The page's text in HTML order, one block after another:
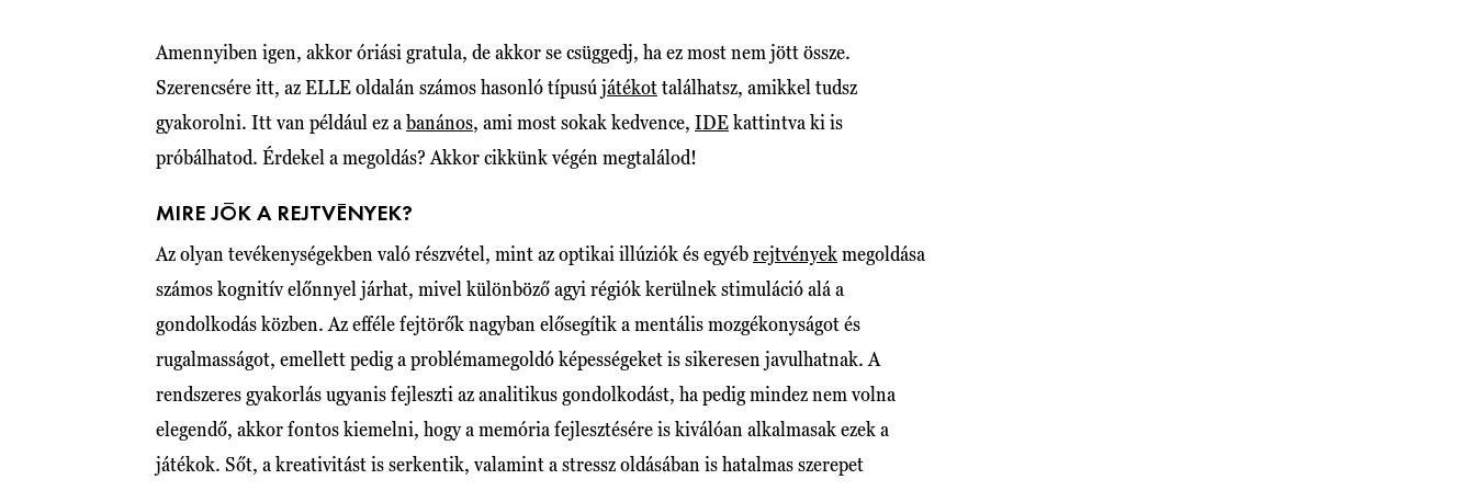
Amennyiben igen, akkor óriási gratula, de akkor se csüggedj, ha ez most nem jött össze.
Szerencsére itt, az ELLE oldalán számos hasonló típusú játékottalálhatsz, amikkel tudsz
gyakorolni. Itt van például ez a banános, ami most sokak kedvence, IDEkattintva ki is
próbálhatod. Érdekel a megoldás? Akkor cikkünk végén megtalálod!
MIRE JÓK A REJTVÉNYEK?
Az olyan tevékenységekben való részvétel, mint az optikai illúziók és egyébrejtvényekmegoldása
számos kognitív előnnyel járhat, mivel különböző agyi régiók kerülnek stimuláció alá a
gondolkodás közben. Az efféle fejtörők nagyban elősegítik a mentális mozgékonyságot és
rugalmasságot, emellett pedig a problémamegoldó képességeket is sikeresen javulhatnak. A
rendszeres gyakorlás ugyanis fejleszti az analitikus gondolkodást, ha pedig mindez nem volna
elegendő, akkor fontos kiemelni, hogy a memória fejlesztésére is kiválóan alkalmasak ezek a
játékok. Sőt, a kreativitást is serkentik, valamint a stressz oldásában is hatalmas szerepet